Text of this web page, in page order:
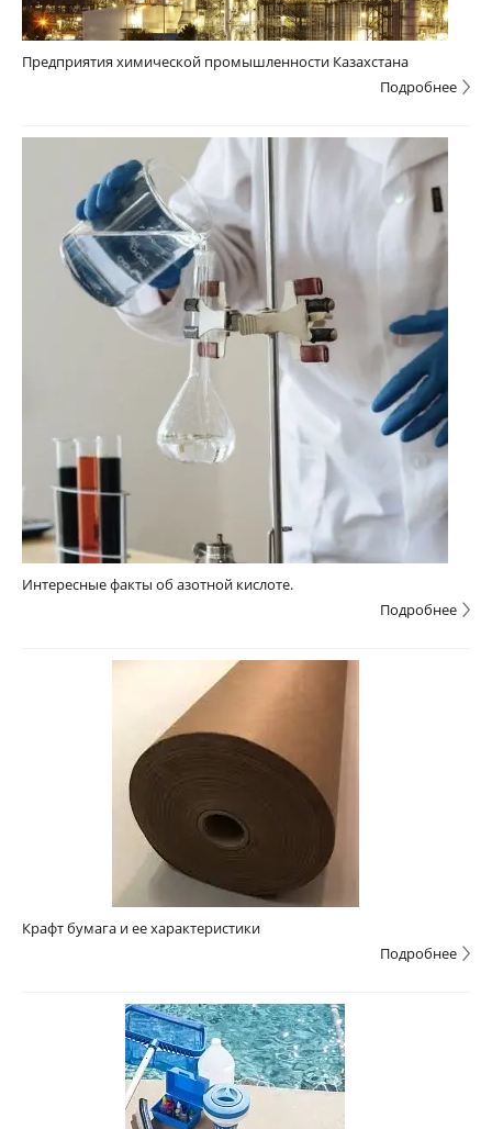
Предприятия химической промышленности Казахстана
Подробнее
Интересные факты об азотной кислоте.
Подробнее
Крафт бумага и ее характеристики
Подробнее